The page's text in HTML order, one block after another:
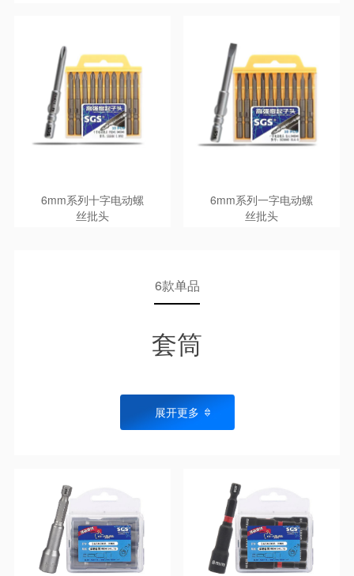
6mm系列十字电动螺
丝批头
6mm系列一字电动螺
丝批头
6款单品
套筒
展开更多